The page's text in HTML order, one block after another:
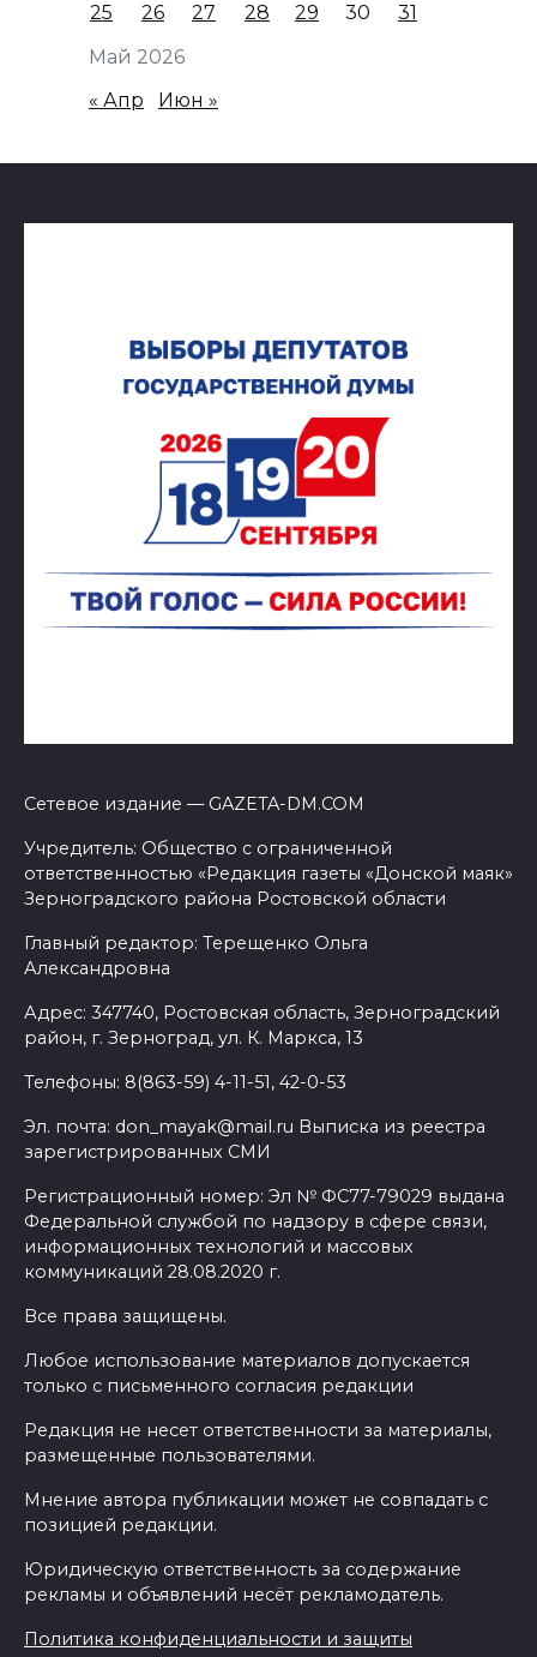
Май 2026
25
26 27 28 29 30 31
« Апр Июн »
Сетевое издание — GAZETA-DM.COM
Учредитель: Общество с ограниченной
ответственностью «Редакция газеты «Донской маяк»
Зерноградского района Ростовской области
Главный редактор: Терещенко Ольга
Александровна
Адрес: 347740, Ростовская область, Зерноградский
район, г. Зерноград, ул. К. Маркса, 13
Телефоны: 8(863-59) 4-11-51, 42-0-53
Эл. почта: don_mayak@mail.ru Выписка из реестра
зарегистрированных СМИ
Регистрационный номер: Эл № ФС77-79029 выдана
Федеральной службой по надзору в сфере связи,
информационных технологий и массовых
коммуникаций 28.08.2020 г.
Все права защищены.
Любое использование материалов допускается
только с письменного согласия редакции
Редакция не несет ответственности за материалы,
размещенные пользователями.
Мнение автора публикации может не совпадать с
позицией редакции.
Юридическую ответственность за содержание
рекламы и объявлений несёт рекламодатель.
Политика конфиденциальности и защиты